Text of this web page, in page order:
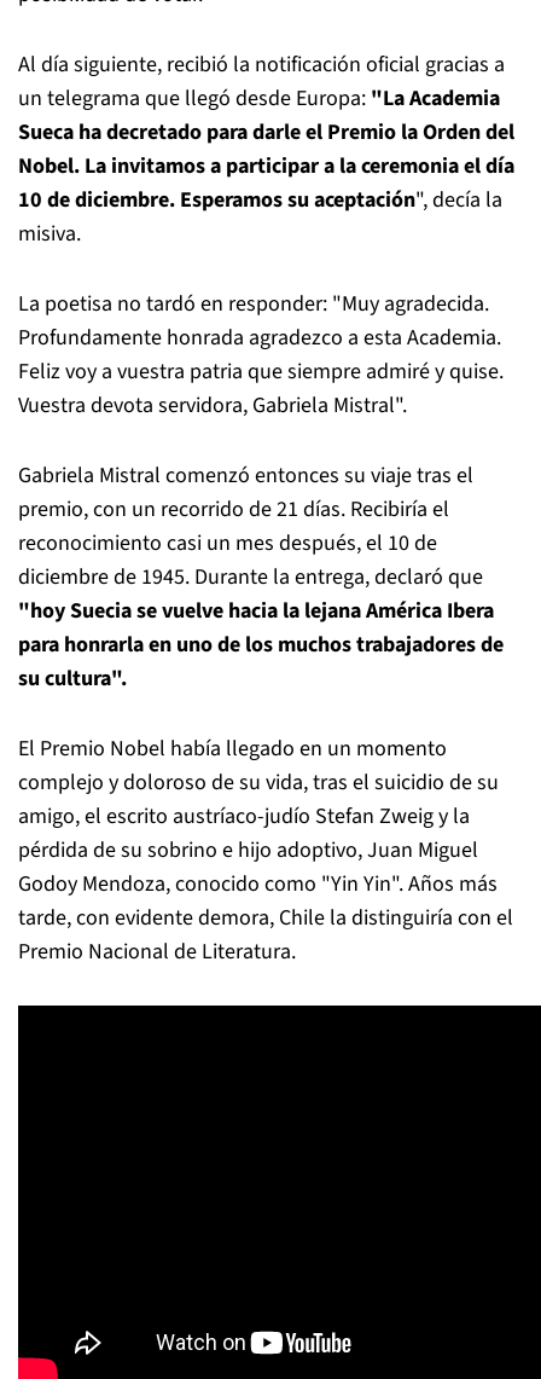
Al día siguiente, recibió la notificación oficial gracias a
un telegrama que llegó desde Europa: "La Academia
Sueca ha decretado para darle el Premio la Orden del
Nobel. La invitamos a participar a la ceremonia el día
10 de diciembre. Esperamos su aceptación", decía la
misiva.
La poetisa no tardó en responder: "Muy agradecida.
Profundamente honrada agradezco a esta Academia.
Feliz voy a vuestra patria que siempre admiré y quise.
Vuestra devota servidora, Gabriela Mistral".
Gabriela Mistral comenzó entonces su viaje tras el
premio, con un recorrido de 21 días. Recibiría el
reconocimiento casi un mes después, el 10 de
diciembre de 1945. Durante la entrega, declaró que
"hoy Suecia se vuelve hacia la lejana América Ibera
para honrarla en uno de los muchos trabajadores de
su cultura".
El Premio Nobel había llegado en un momento
complejo y doloroso de su vida, tras el suicidio de su
amigo, el escrito austríaco-judío Stefan Zweig y la
pérdida de su sobrino e hijo adoptivo, Juan Miguel
Godoy Mendoza, conocido como "Yin Yin". Años más
tarde, con evidente demora, Chile la distinguiría con el
Premio Nacional de Literatura.